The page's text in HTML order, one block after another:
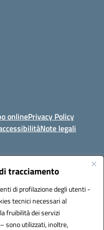
tracciamento
di profilazione degli utenti -
tecnici necessari al
fruibilità dei servizi
sono utilizzati, inoltre,
onlinePrivacy Policy
Note legali
IPA: istsc_fgic86100g